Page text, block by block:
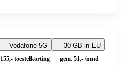
Vodafone 5G 30 GB in EU
155,- toestelkorting gem. 51,- /mnd